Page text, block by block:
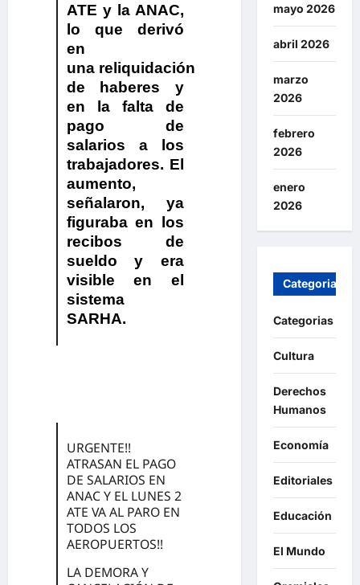
ATE y la ANAC,
lo que derivó
en
una reliquidación
de haberes y
en la falta de
pago de
salarios a los
trabajadores. El
aumento,
señalaron, ya
figuraba en los
recibos de
sueldo y era
visible en el
sistema
SARHA.
URGENTE!!
ATRASAN EL PAGO
DE SALARIOS EN
ANAC Y EL LUNES 2
ATE VA AL PARO EN
TODOS LOS
AEROPUERTOS!!
LA DEMORA Y
mayo 2026
abril 2026
marzo
2026
febrero
2026
enero
2026
Categorias
Categorias
Cultura
Derechos
Humanos
Economía
Editoriales
Educación
El Mundo